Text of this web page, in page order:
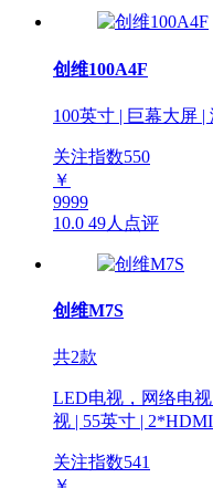
创维100A4F
100英寸 | 巨幕大屏 |
关注指数550
￥
9999
10.0 49人点评
创维M7S
共2款
LED电视，网络电
视 | 55英寸 |
关注指数541